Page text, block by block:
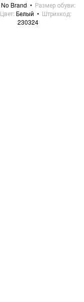
No Brand
Размер обуви
Цвет Белый
Штрихкод
230324